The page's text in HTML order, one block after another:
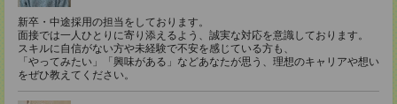
新卒・中途採用の担当をしております。
面接では一人ひとりに寄り添えるよう、誠実な対応を意識しております。
スキルに自信がない方や未経験で不安を感じている方も、
「やってみたい」「興味がある」などあなたが思う、理想のキャリアや想い
をぜひ教えてください。